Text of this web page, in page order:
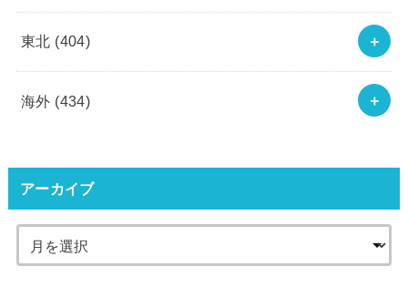
東北 (404)
海外 (434)
アーカイブ